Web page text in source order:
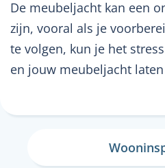
De meubeljacht kan een
zijn, vooral als je
te volgen, kun je het
en jouw meubeljacht